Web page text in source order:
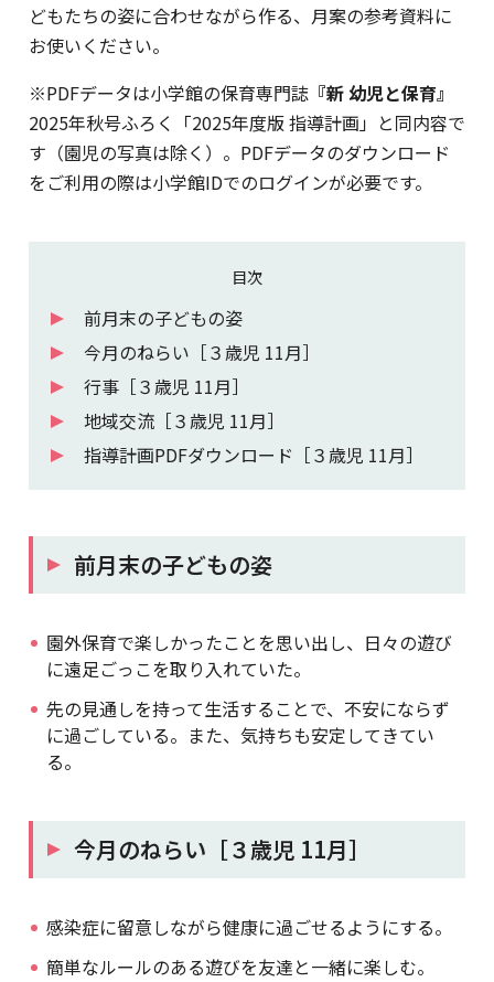
どもたちの姿に合わせながら作る、月案の参考資料に
お使いください。
※PDFデータは小学館の保育専門誌 『新 幼児と保育』
2025年秋号ふろく「2025年度版 指導計画」と同内容で
す（園児の写真は除く）。PDFデータのダウンロード
をご利用の際は小学館IDでのログインが必要です。
目次
前月末の子どもの姿
今月のねらい［３歳児 11月］
行事［３歳児 11月］
地域交流［３歳児 11月］
指導計画PDFダウンロード［３歳児 11月］
前月末の子どもの姿
園外保育で楽しかったことを思い出し、日々の遊び
に遠足ごっこを取り入れていた。
先の見通しを持って生活することで、不安にならず
に過ごしている。また、気持ちも安定してきてい
る。
今月のねらい［３歳児 11月］
感染症に留意しながら健康に過ごせるようにする。
簡単なルールのある遊びを友達と一緒に楽しむ。